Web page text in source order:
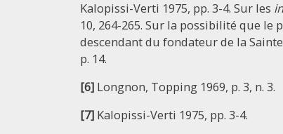
Kalopissi-Verti 1975, pp. 3-4. Sur les
10, 264-265. Sur la possibilité que
descendant du fondateur de la
p. 14.
[6] Longnon, Topping 1969, p. 3, n. 3.
[7] Kalopissi-Verti 1975, pp. 3-4.